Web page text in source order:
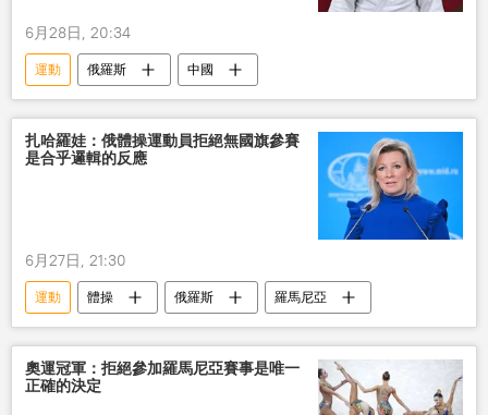
6月28日, 20:34
運動 俄羅斯 中國
扎哈羅娃：俄體操運動員拒絕無國旗參賽
是合乎邏輯的反應
6月27日, 21:30
運動 體操 俄羅斯 羅馬尼亞
奧運冠軍：拒絕參加羅馬尼亞賽事是唯一
正確的決定